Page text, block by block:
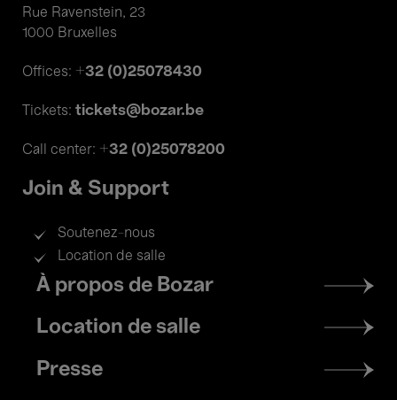
Rue Ravenstein, 23
1000 Bruxelles
Offices: +32 (0)25078430
Tickets: tickets@bozar.be
Call center: +32 (0)25078200
Join & Support
Soutenez-nous
Location de salle
Footer
menu
À propos de Bozar
Location de salle
Presse